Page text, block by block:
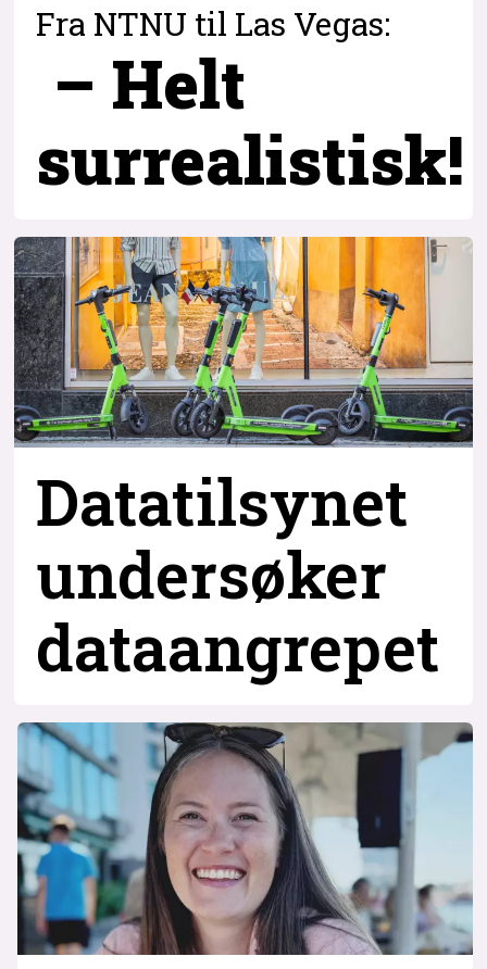
Fra NTNU til Las Vegas:
– Helt
surrealistisk!
Datatilsynet
undersøker
dataangrepet